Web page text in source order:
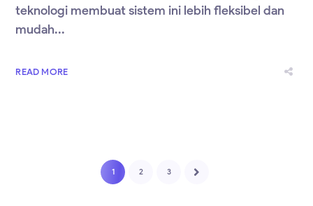
teknologi membuat sistem ini lebih fleksibel dan
mudah...
READ MORE
1 2 3